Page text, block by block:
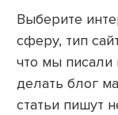
Выберите
сферу, тип
что мы писали
делать блог
статьи пишут